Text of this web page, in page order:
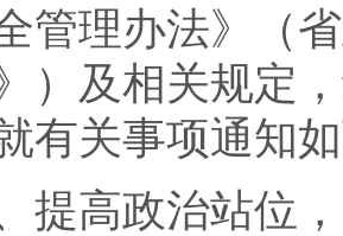
管理办法》（
）及相关规定
有关事项通知
高政治站位，